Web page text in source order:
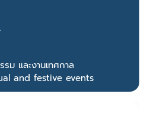
ม และงานเทศกาล
and festive events